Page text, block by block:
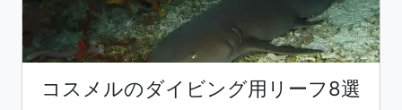
コスメルのダイビング用リーフ8選